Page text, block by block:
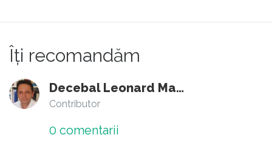
Îți recomandăm
Decebal Leonard Marin
Contributor
0 comentarii